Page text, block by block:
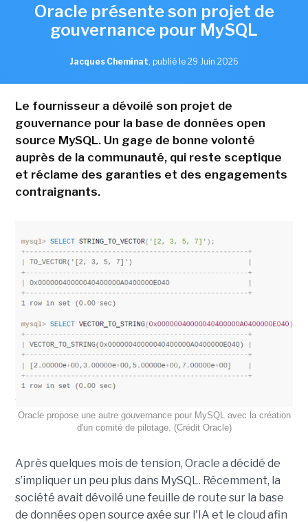
Oracle présente son projet de
gouvernance pour MySQL
Jacques Cheminat, publié le 29 Juin 2026
Le fournisseur a dévoilé son projet de
gouvernance pour la base de données open
source MySQL. Un gage de bonne volonté
auprès de la communauté, qui reste sceptique
et réclame des garanties et des engagements
contraignants.
Oracle propose une autre gouvernance pour MySQL avec la création
d'un comité de pilotage. (Crédit Oracle)
Après quelques mois de tension, Oracle a décidé de
s’impliquer un peu plus dans MySQL. Récemment, la
société avait dévoilé une feuille de route sur la base
de données open source axée sur l'IA et le cloud afin